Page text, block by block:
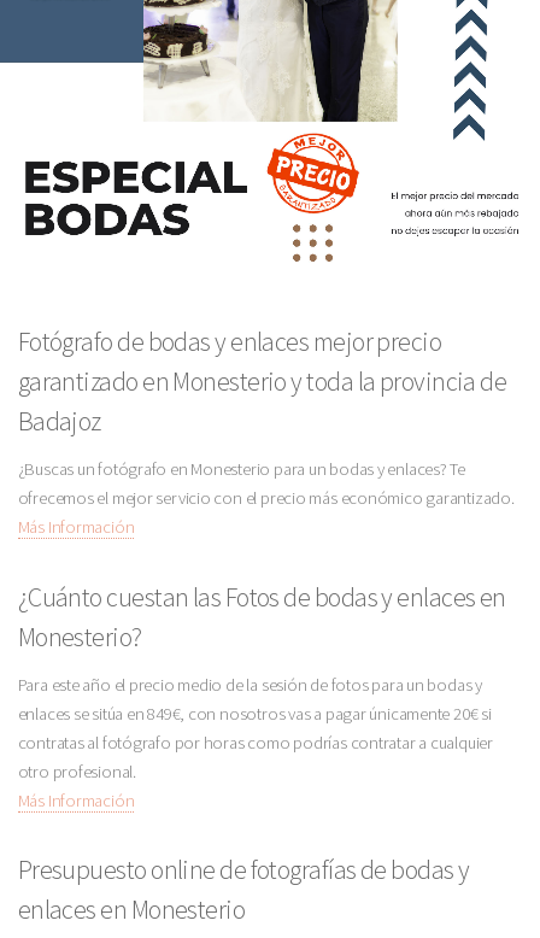
Fotógrafo de bodas y enlaces mejor precio
garantizado en Monesterio y toda la provincia de
Badajoz
¿Buscas un fotógrafo en Monesterio para un bodas y enlaces? Te
ofrecemos el mejor servicio con el precio más económico garantizado.
Más Información
¿Cuánto cuestan las Fotos de bodas y enlaces en
Monesterio?
Para este año el precio medio de la sesión de fotos para un bodas y
enlaces se sitúa en 849€, con nosotros vas a pagar únicamente 20€ si
contratas al fotógrafo por horas como podrías contratar a cualquier
otro profesional.
Más Información
Presupuesto online de fotografías de bodas y
enlaces en Monesterio